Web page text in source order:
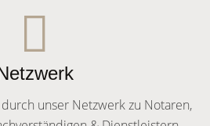
unser Netzwerk zu Notaren,